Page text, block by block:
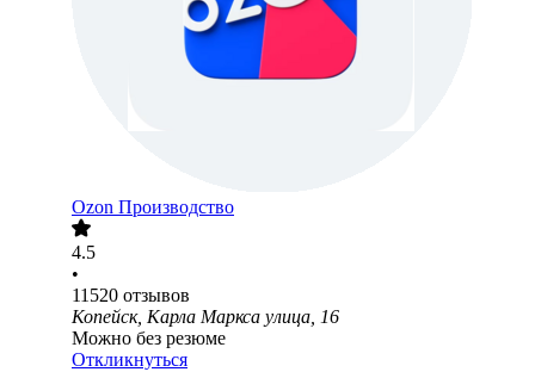
Ozon Производство
4.5
•
11520 отзывов
Копейск, Карла Маркса улица, 16
Можно без резюме
Откликнуться